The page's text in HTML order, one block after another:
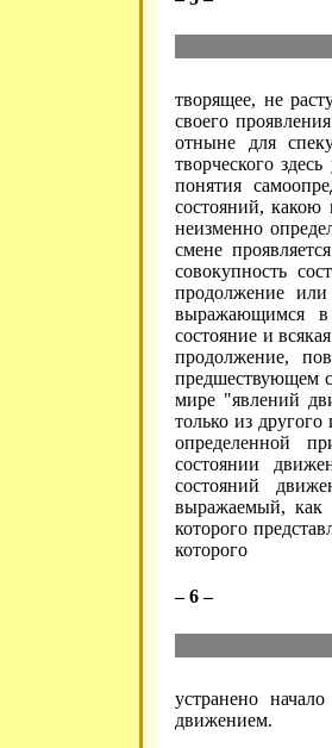
творящее, не
своего
отныне для
творческого
понятия
состояний, какою
неизменно
смене
совокупность
продолжение
выражающимся
состояние и
продолжение,
предшествующем
мире "явлений
только из другого
определенной
состоянии
состояний
выражаемый, как
которого
которого
– 6 –
устранено
движением.